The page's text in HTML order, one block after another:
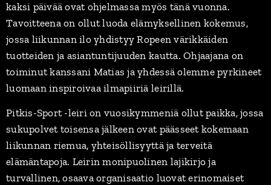
kaksi päivää ovat ohjelmassa myös tänä vuonna.
Tavoitteena on ollut luoda elämyksellinen kokemus,
jossa liikunnan ilo yhdistyy Ropeen värikkäiden
tuotteiden ja asiantuntijuuden kautta. Ohjaajana on
toiminut kanssani Matias ja yhdessä olemme pyrkineet
luomaan inspiroivaa ilmapiiriä leirillä.
Pitkis-Sport -leiri on vuosikymmeniä ollut paikka, jossa
sukupolvet toisensa jälkeen ovat päässeet kokemaan
liikunnan riemua, yhteisöllisyyttä ja terveitä
elämäntapoja. Leirin monipuolinen lajikirjo ja
turvallinen, osaava organisaatio luovat erinomaiset